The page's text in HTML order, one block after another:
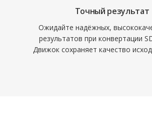
Точный результат
Ожидайте надёжных,
результатов при конвертации
Движок сохраняет качество